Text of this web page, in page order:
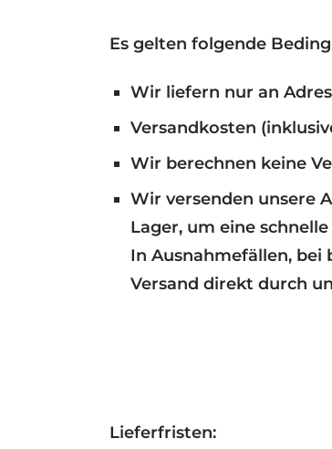
Es gelten folgende
Wir liefern nur an
Versandkosten
Wir berechnen keine
Wir versenden unsere
Lager, um eine
In Ausnahmefällen, bei
Versand direkt durch
Lieferfristen: